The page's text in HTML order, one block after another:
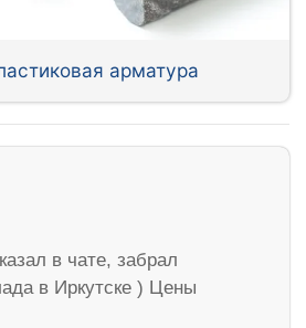
арматура
в чате, забрал
в Иркутске ) Цены